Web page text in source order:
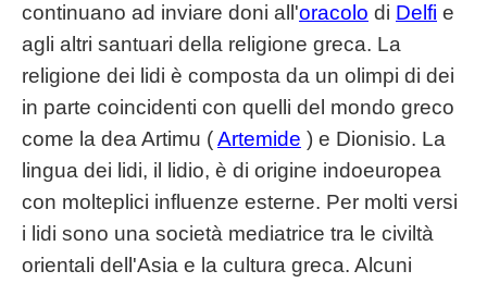
continuano ad inviare doni all'oracolo di Delfi e
agli altri santuari della religione greca. La
religione dei lidi è composta da un olimpi di dei
in parte coincidenti con quelli del mondo greco
come la dea Artimu (Artemide ) e Dionisio. La
lingua dei lidi, il lidio, è di origine indoeuropea
con molteplici influenze esterne. Per molti versi
i lidi sono una società mediatrice tra le civiltà
orientali dell'Asia e la cultura greca. Alcuni